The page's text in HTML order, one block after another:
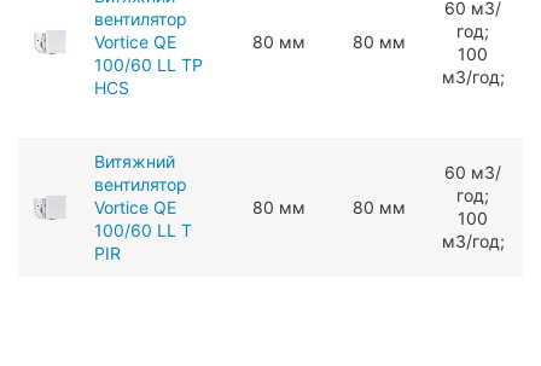
вентилятор
Vortice QE
100/60 LL TP
HCS
80 мм 80 мм
60 мЗ/
год;
100
мЗ/год;
Витяжний
вентилятор
Vortice QE
100/60 LL T
PIR
80 мм 80 мм
60 мЗ/
год;
100
мЗ/год;